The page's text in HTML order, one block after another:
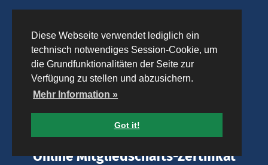
Diese Webseite verwendet lediglich ein
technisch notwendiges Session-Cookie, um
die Grundfunktionalitäten der Seite zur
Verfügung zu stellen und abzusichern.
Mehr Information »
Got it!
Online Mitgliedschafts-Zertifikat